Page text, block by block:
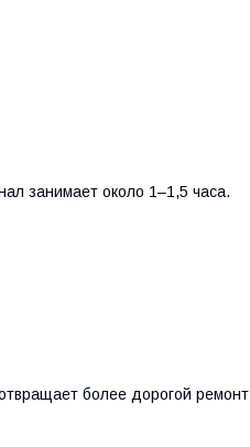
занимает около 1–1,5 часа.
более дорогой ремонт